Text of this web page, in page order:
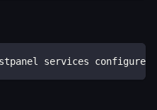
services configure